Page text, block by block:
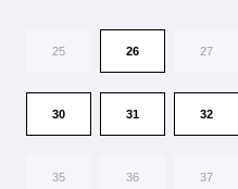
25 26 27
30 31 32
35 36 37